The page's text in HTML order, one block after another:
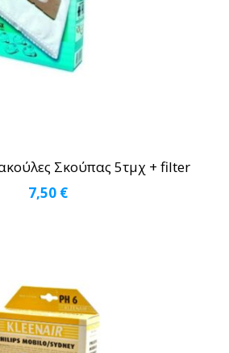
Σκούπας 5τμχ + filter
7,50 €